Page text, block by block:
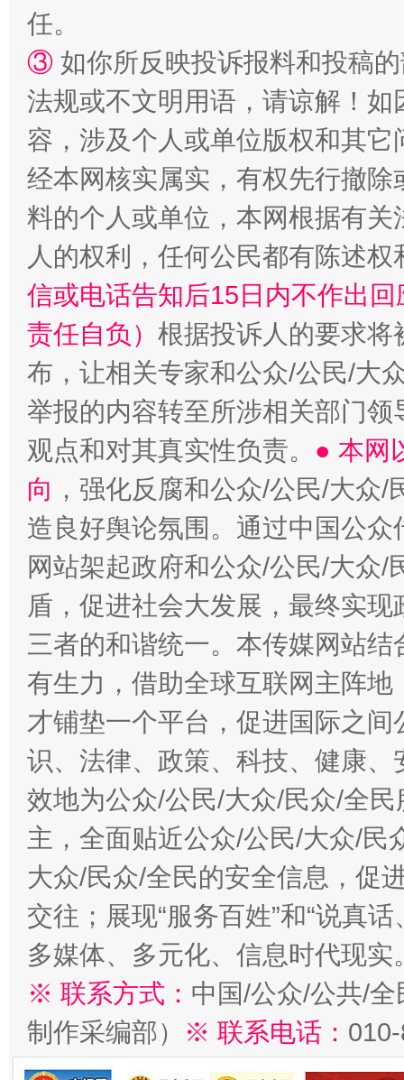
任。
③ 如你所反映投诉报料和投稿
法规或不文明用语，请谅解！
容，涉及个人或单位版权和其它
经本网核实属实，有权先行撤
料的个人或单位，本网根据有
人的权利，任何公民都有陈述
信或电话告知后15日内不作出
责任自负） 根据投诉人的要求将
布，让相关专家和公众/公民/大
举报的内容转至所涉相关部门
观点和对其真实性负责。 ● 本网
向 ，强化反腐和公众/公民/大众
造良好舆论氛围。通过中国公
网站架起政府和公众/公民/大众
盾，促进社会大发展，最终实
三者的和谐统一。本传媒网站
有生力，借助全球互联网主阵
才铺垫一个平台，促进国际之
识、法律、政策、科技、健康
效地为公众/公民/大众/民众/全
主，全面贴近公众/公民/大众/民
大众/民众/全民的安全信息，促
交往；展现“服务百姓”和“说真
多媒体、多元化、信息时代现实
※ 联系方式： 中国/公众/公共/
制作采编部）
※ 联系电话：